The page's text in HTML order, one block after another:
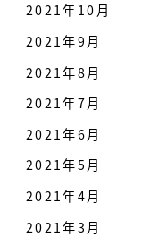
2021年10月
2021年9月
2021年8月
2021年7月
2021年6月
2021年5月
2021年4月
2021年3月